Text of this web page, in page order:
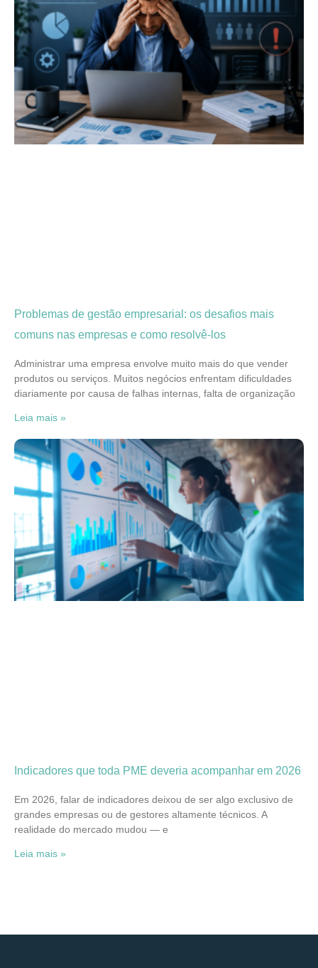
Problemas de gestão empresarial: os desafios mais
comuns nas empresas e como resolvê-los
Administrar uma empresa envolve muito mais do que vender
produtos ou serviços. Muitos negócios enfrentam dificuldades
diariamente por causa de falhas internas, falta de organização
Leia mais »
Indicadores que toda PME deveria acompanhar em 2026
Em 2026, falar de indicadores deixou de ser algo exclusivo de
grandes empresas ou de gestores altamente técnicos. A
realidade do mercado mudou — e
Leia mais »